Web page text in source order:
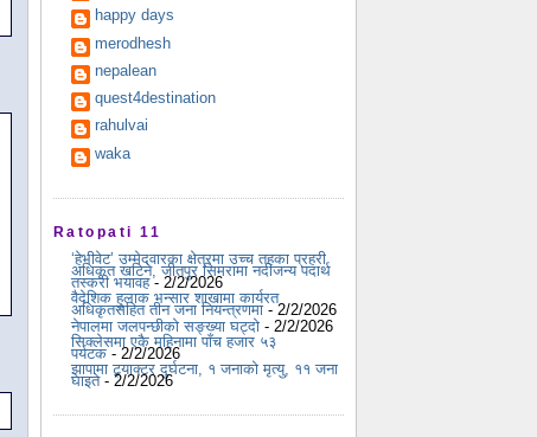
happy days
merodhesh
nepalean
quest4destination
rahulvai
waka
Ratopati 11
‘हेभीवेट’ उम्मेदवारका क्षेत्रमा उच्च तहका प्रहरी
अधिकृत खटिने, जीतपुर सिमरामा नदीजन्य पदार्थ
तस्करी भयावह- 2/2/2026
वैदेशिक हुलाक भन्सार शाखामा कार्यरत
अधिकृतसहित तीन जना नियन्त्रणमा - 2/2/2026
नेपालमा जलपन्छीको सङ्ख्या घट्दो - 2/2/2026
सिक्लेसमा एकै महिनामा पाँच हजार ५३
पर्यटक - 2/2/2026
झापामा ट्र्याक्टर दुर्घटना, १ जनाको मृत्यु, ११ जना
घाइते- 2/2/2026